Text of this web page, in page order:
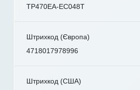
TP470EA-EC048T
Штрихкод (Європа)
4718017978996
Штрихкод (США)